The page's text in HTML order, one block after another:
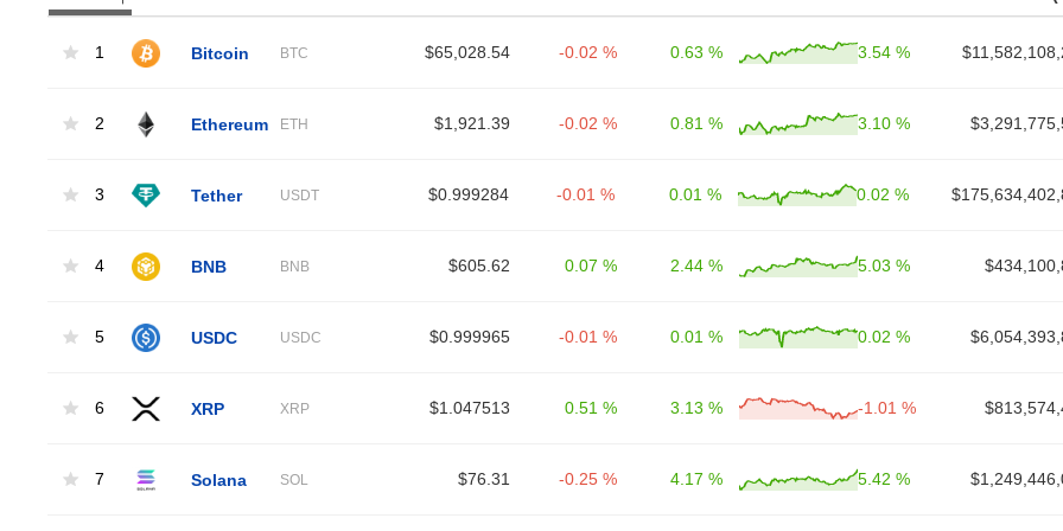
1 Bitcoin BTC $65,028.54 -0.02 % 0.63 % 3.54 %
2 Ethereum ETH $1,921.39 -0.02 % 0.81 % 3.10 %
3 Tether USDT $0.999284 -0.01 % 0.01 % 0.02 %
4 BNB BNB $605.62 0.07 % 2.44 % 5.03 %
5 USDC USDC $0.999965 -0.01 % 0.01 % 0.02 %
6 XRP XRP $1.047513 0.51 % 3.13 % -1.01 %
7 Solana SOL $76.31 -0.25 % 4.17 % 5.42 %